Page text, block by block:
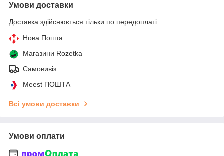
Умови доставки
Доставка здійснюється тільки по передоплаті.
Нова Пошта
Магазини Rozetka
Самовивіз
Meest ПОШТА
Всі умови доставки
Умови оплати